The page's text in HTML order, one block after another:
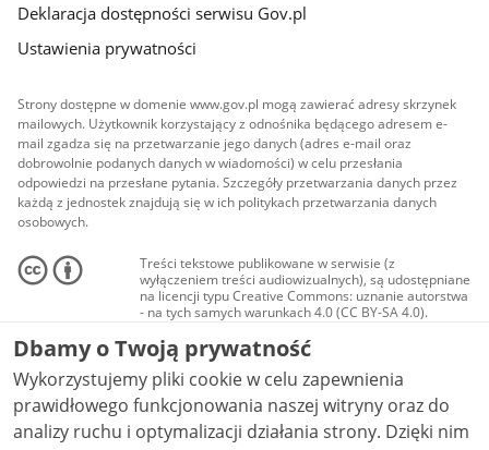
Deklaracja dostępności serwisu Gov.pl
Ustawienia prywatności
Strony dostępne w domenie www.gov.pl mogą zawierać adresy skrzynek
mailowych. Użytkownik korzystający z odnośnika będącego adresem e-
mail zgadza się na przetwarzanie jego danych (adres e-mail oraz
dobrowolnie podanych danych w wiadomości) w celu przesłania
odpowiedzi na przesłane pytania. Szczegóły przetwarzania danych przez
każdą z jednostek znajdują się w ich politykach przetwarzania danych
osobowych.
Treści tekstowe publikowane w serwisie (z
wyłączeniem treści audiowizualnych), są udostępniane
na licencji typu Creative Commons: uznanie autorstwa
- na tych samych warunkach 4.0 (CC BY-SA 4.0).
Materiały audiowizualne, w tym zdjęcia, materiały
audio i wideo, są udostępniane na licencji typu
Creative Commons: uznanie autorstwa użycie
niekomercyjne - bez utworów zależnych 4.0 (CC BY-
NC-ND 4.0), o ile nie jest to stwierdzone inaczej.
Dbamy o Twoją prywatność
Wykorzystujemy pliki cookie w celu zapewnienia
prawidłowego funkcjonowania naszej witryny oraz do
analizy ruchu i optymalizacji działania strony. Dzięki nim